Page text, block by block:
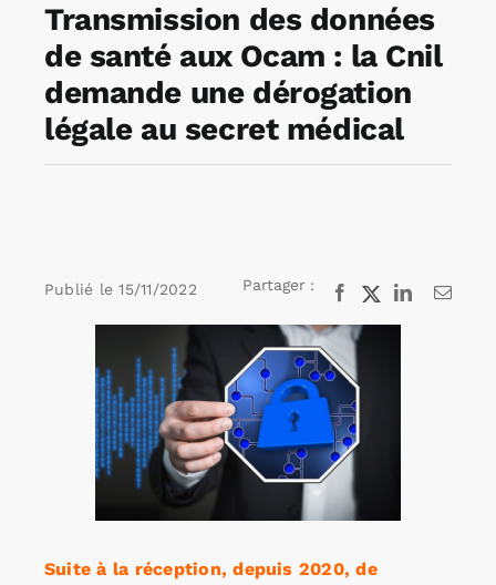
Agenda
Kiosque
Annonces emploi
Transmission des données
de santé aux Ocam : la Cnil
demande une dérogation
légale au secret médical
Publié le 15/11/2022 Partager : Facebook
X LinkedInEmail
l'image
agrandie
Suite à la réception, depuis 2020, de